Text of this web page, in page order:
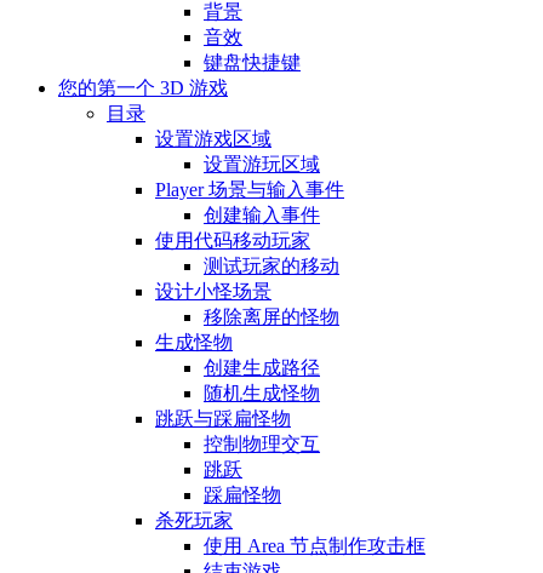
背景
音效
键盘快捷键
您的第一个 3D 游戏
目录
设置游戏区域
设置游玩区域
Player 场景与输入事件
创建输入事件
使用代码移动玩家
测试玩家的移动
设计小怪场景
移除离屏的怪物
生成怪物
创建生成路径
随机生成怪物
跳跃与踩扁怪物
控制物理交互
跳跃
踩扁怪物
杀死玩家
使用 Area 节点制作攻击框